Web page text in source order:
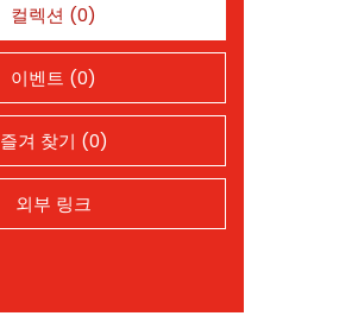
컬렉션 (0)
이벤트 (0)
즐겨 찾기 (0)
외부 링크